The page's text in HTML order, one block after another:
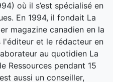
où il s’est spécialisé en
En 1994, il fondait La
magazine canadien en la
et le rédacteur en
au quotidien La
Ressources pendant 15
aussi un conseiller,